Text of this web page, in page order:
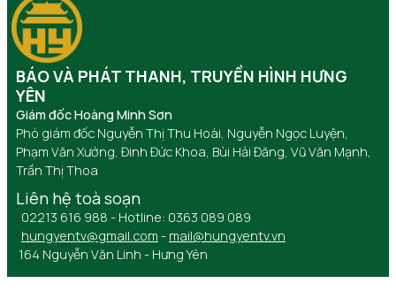
BÁO VÀ PHÁT THANH, TRUYỀN HÌNH HƯNG
YÊN
Giám đốc Hoàng Minh Sơn
Phó giám đốc Nguyễn Thị Thu Hoài, Nguyễn Ngọc Luyện,
Phạm Văn Xướng, Đinh Đức Khoa, Bùi Hải Đăng, Vũ Văn Mạnh,
Trần Thị Thoa
Liên hệ toà soạn
02213 616 988 - Hotline: 0363 089 089
hungyentv@gmail.com - mail@hungyentv.vn
164 Nguyễn Văn Linh - Hưng Yên